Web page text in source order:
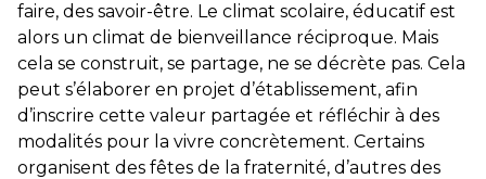
faire, des savoir-être. Le climat scolaire, éducatif est
alors un climat de bienveillance réciproque. Mais
cela se construit, se partage, ne se décrète pas. Cela
peut s’élaborer en projet d’établissement, afin
d’inscrire cette valeur partagée et réfléchir à des
modalités pour la vivre concrètement. Certains
organisent des fêtes de la fraternité, d’autres des